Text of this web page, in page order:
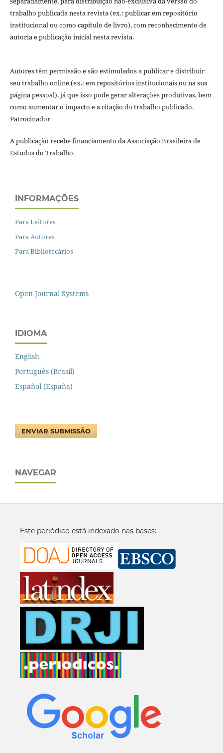
trabalho publicada nesta revista (ex.: publicar em repositório
institucional ou como capítulo de livro), com reconhecimento de
autoria e publicação inicial nesta revista.
Autores têm permissão e são estimulados a publicar e distribuir
seu trabalho online (ex.: em repositórios institucionais ou na sua
página pessoal), já que isso pode gerar alterações produtivas, bem
como aumentar o impacto e a citação do trabalho publicado.
Patrocinador
A publicação recebe financiamento da Associação Brasileira de
Estudos do Trabalho.
INFORMAÇÕES
Para Leitores
Para Autores
Para Bibliotecários
Open Journal Systems
IDIOMA
English
Português (Brasil)
Español (España)
ENVIAR SUBMISSÃO
NAVEGAR
Este periódico está indexado nas bases: